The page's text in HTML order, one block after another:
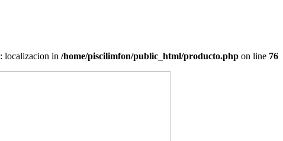
localizacion in /home/piscilimfon/public_html/producto.php on line 76